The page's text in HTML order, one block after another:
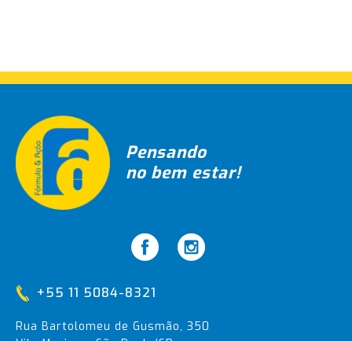
Pensando
no bem estar!
+55 11 5084-8321
Rua Bartolomeu de Gusmão, 350